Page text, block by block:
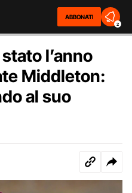
ABBONATI
2
l’anno
Middleton:
al suo